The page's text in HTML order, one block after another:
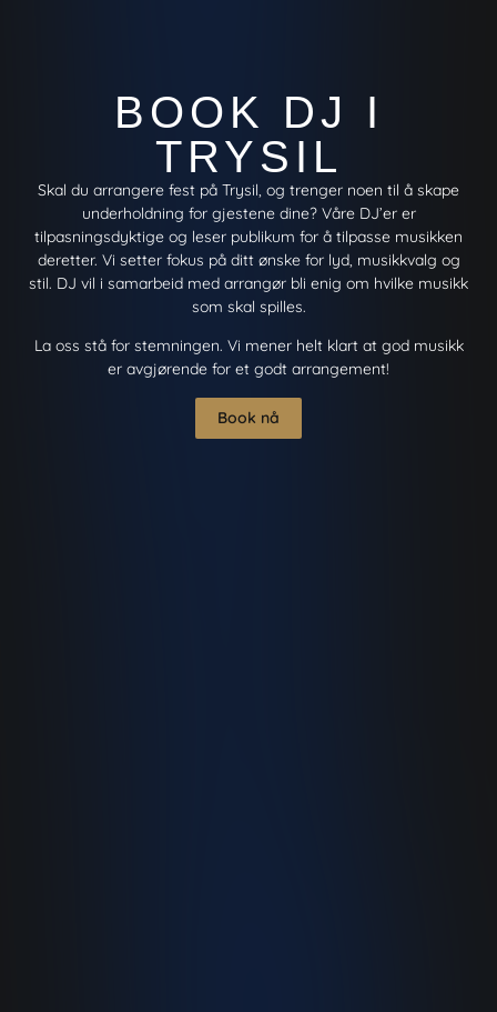
BOOK DJ I
TRYSIL
Skal du arrangere fest på Trysil, og trenger noen til å skape
underholdning for gjestene dine? Våre DJ’er er
tilpasningsdyktige og leser publikum for å tilpasse musikken
deretter. Vi setter fokus på ditt ønske for lyd, musikkvalg og
stil. DJ vil i samarbeid med arrangør bli enig om hvilke musikk
som skal spilles.
La oss stå for stemningen. Vi mener helt klart at god musikk
er avgjørende for et godt arrangement!
Book nå